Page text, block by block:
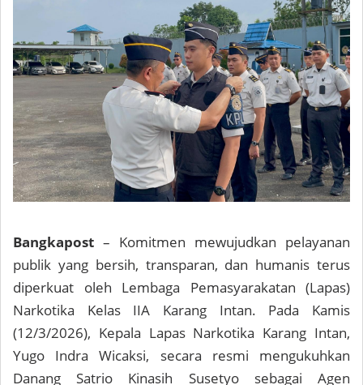
Bangkapost – Komitmen mewujudkan pelayanan
publik yang bersih, transparan, dan humanis terus
diperkuat oleh Lembaga Pemasyarakatan (Lapas)
Narkotika Kelas IIA Karang Intan. Pada Kamis
(12/3/2026), Kepala Lapas Narkotika Karang Intan,
Yugo Indra Wicaksi, secara resmi mengukuhkan
Danang Satrio Kinasih Susetyo sebagai Agen